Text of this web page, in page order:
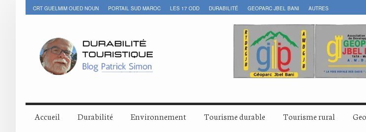
CRT GUELMIM OUED NOUN PORTAIL SUD MAROC LES 17 ODD DURABILITÉ GEOPARC JBEL BANI AUTRES
Accueil Durabilité Environnement Tourisme durable Tourisme rural